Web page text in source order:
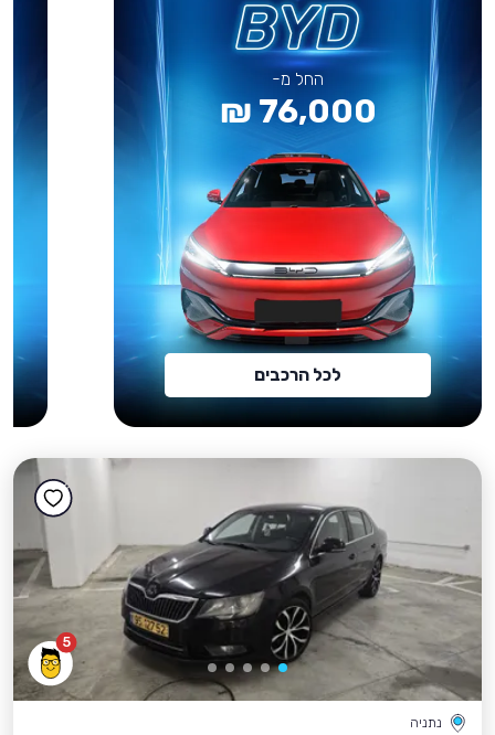
החל מ-
76,000 ₪
לכל הרכבים
5
נתניה